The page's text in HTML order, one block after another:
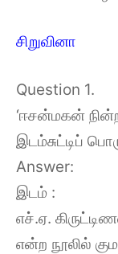
சிறுவினா
Question 1.
‘ஈசன்மகன்
இடம்சுட்டிப்
Answer:
இடம் :
எச்.ஏ.
என்ற நூலில்